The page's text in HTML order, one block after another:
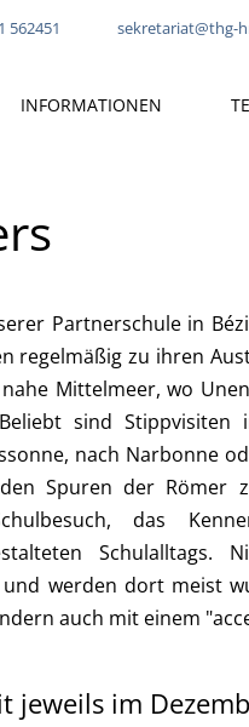
562451 sekretariat@thg-
INFORMATIONEN
Partnerschule in
regelmäßig zu ihren
Mittelmeer, wo
sind Stippvisiten
nach Narbonne
Spuren der Römer
das
werden dort meist
auch mit einem
jeweils im